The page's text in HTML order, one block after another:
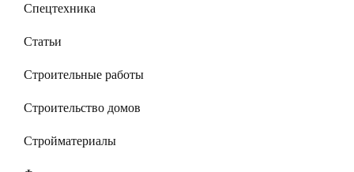
Спецтехника
Статьи
Строительные работы
Строительство домов
Стройматериалы